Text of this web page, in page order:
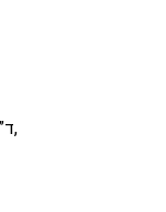
ד”ר יפתח ינאי, רופא שיניים ומתמחה ברפואת פה,